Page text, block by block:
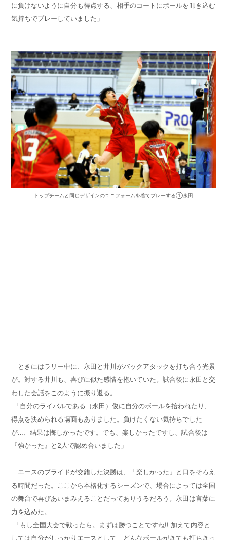
に負けないように自分も得点する、相手のコートにボールを叩き込む
気持ちでプレーしていました」
トップチームと同じデザインのユニフォームを着てプレーする①永田
ときにはラリー中に、永田と井川がバックアタックを打ち合う光景
が。対する井川も、喜びに似た感情を抱いていた。試合後に永田と交
わした会話をこのように振り返る。
「自分のライバルである（永田）俊に自分のボールを拾われたり、
得点を決められる場面もありました。負けたくない気持ちでした
が…、結果は悔しかったです。でも、楽しかったですし、試合後は
『強かった』と 2 人で認め合いました」
エースのプライドが交錯した決勝は、「楽しかった」と口をそろえ
る時間だった。ここから本格化するシーズンで、場合によっては全国
の舞台で再びあいまみえることだってありうるだろう。永田は言葉に
力を込めた。
「もし全国大会で戦ったら。まずは勝つことですね!! 加えて内容と
しては自分がしっかりエースとして、どんなボールがきても打ちきっ